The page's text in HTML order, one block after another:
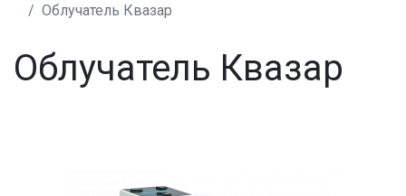
Облучатель Квазар
Облучатель Квазар